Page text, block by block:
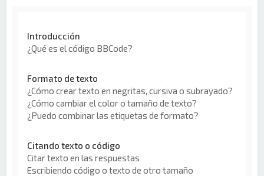
Introducción
¿Qué es el código BBCode?
Formato de texto
¿Cómo crear texto en negritas, cursiva o subrayado?
¿Cómo cambiar el color o tamaño de texto?
¿Puedo combinar las etiquetas de formato?
Citando texto o código
Citar texto en las respuestas
Escribiendo código o texto de otro tamaño